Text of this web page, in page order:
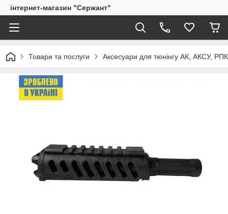
інтернет-магазин "Сержант"
Товари та послуги Аксесуари для тюнінгу АК, АКСУ,